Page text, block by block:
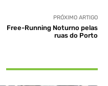
PRÓXIMO ARTIGO
Free-Running Noturno pelas
ruas do Porto